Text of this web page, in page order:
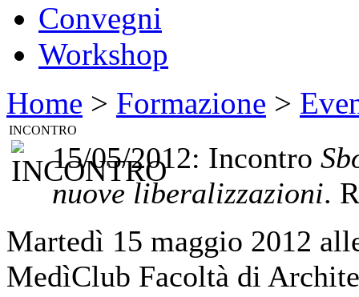
Convegni
Workshop
Home > Formazione >
INCONTRO
15/05/2012: Incontro
nuove liberalizzazioni.
Martedì 15 maggio 2012
MedìClub Facoltà di